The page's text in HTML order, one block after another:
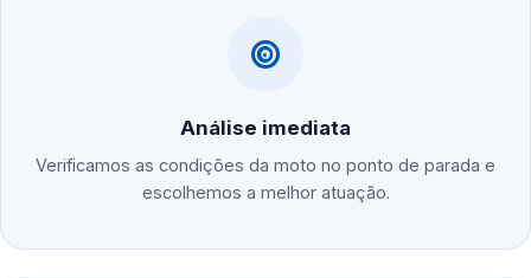
Análise imediata
Verificamos as condições da moto no ponto de parada e
escolhemos a melhor atuação.